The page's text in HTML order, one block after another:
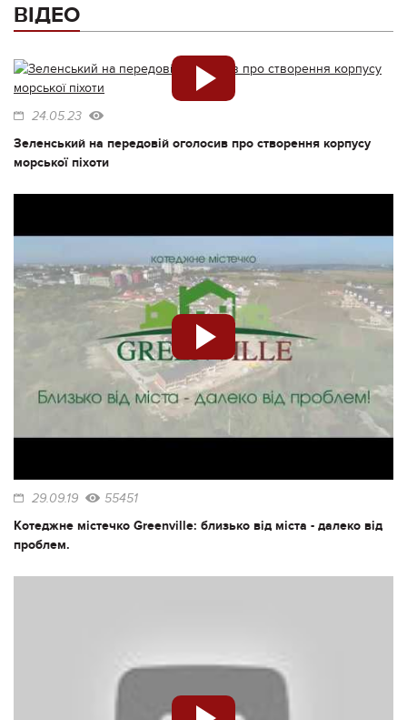
ВІДЕО
24.05.23
Зеленський на передовій оголосив про створення корпусу
морської піхоти
29.09.19 55451
Котеджне містечко Greenville: близько від міста - далеко від
проблем.